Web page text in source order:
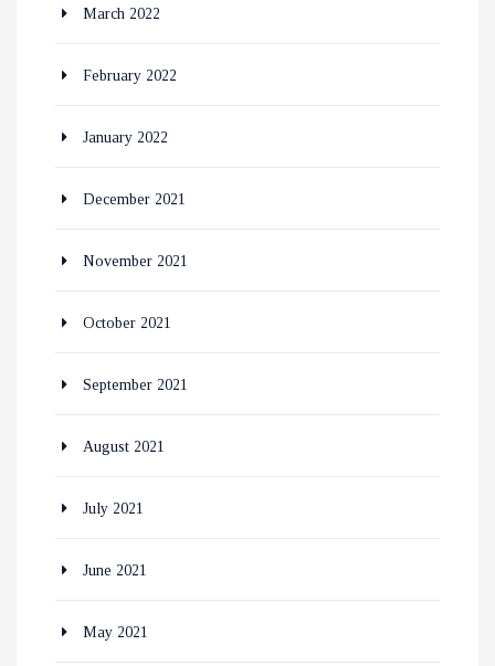
March 2022
February 2022
January 2022
December 2021
November 2021
October 2021
September 2021
August 2021
July 2021
June 2021
May 2021